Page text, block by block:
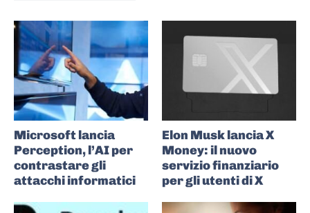
Microsoft lancia
Perception, l’AI per
contrastare gli
attacchi informatici
Elon Musk lancia X
Money: il nuovo
servizio finanziario
per gli utenti di X